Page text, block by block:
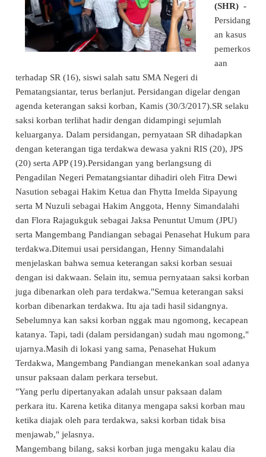
(SHR) -
Persidang
an kasus
pemerkos
aan
terhadap SR (16), siswi salah satu SMA Negeri di
Pematangsiantar, terus berlanjut. Persidangan digelar dengan
agenda keterangan saksi korban, Kamis (30/3/2017).SR selaku
saksi korban terlihat hadir dengan didampingi sejumlah
keluarganya. Dalam persidangan, pernyataan SR dihadapkan
dengan keterangan tiga terdakwa dewasa yakni RIS (20), JPS
(20) serta APP (19).Persidangan yang berlangsung di
Pengadilan Negeri Pematangsiantar dihadiri oleh Fitra Dewi
Nasution sebagai Hakim Ketua dan Fhytta Imelda Sipayung
serta M Nuzuli sebagai Hakim Anggota, Henny Simandalahi
dan Flora Rajagukguk sebagai Jaksa Penuntut Umum (JPU)
serta Mangembang Pandiangan sebagai Penasehat Hukum para
terdakwa.Ditemui usai persidangan, Henny Simandalahi
menjelaskan bahwa semua keterangan saksi korban sesuai
dengan isi dakwaan. Selain itu, semua pernyataan saksi korban
juga dibenarkan oleh para terdakwa."Semua keterangan saksi
korban dibenarkan terdakwa. Itu aja tadi hasil sidangnya.
Sebelumnya kan saksi korban nggak mau ngomong, kecapean
katanya. Tapi, tadi (dalam persidangan) sudah mau ngomong,"
ujarnya.Masih di lokasi yang sama, Penasehat Hukum
Terdakwa, Mangembang Pandiangan menekankan soal adanya
unsur paksaan dalam perkara tersebut.
"Yang perlu dipertanyakan adalah unsur paksaan dalam
perkara itu. Karena ketika ditanya mengapa saksi korban mau
ketika diajak oleh para terdakwa, saksi korban tidak bisa
menjawab," jelasnya.
Mangembang bilang, saksi korban juga mengaku kalau dia